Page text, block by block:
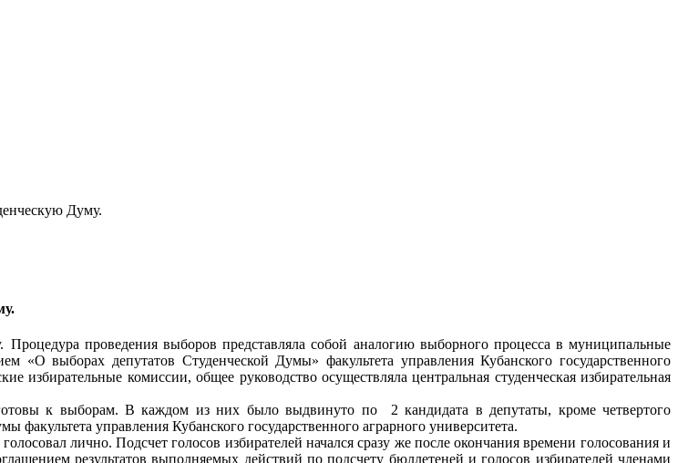
Думу.
Процедура проведения выборов представляла собой аналогию выборного процесса в муниципальные
выборах депутатов Студенческой Думы» факультета управления Кубанского государственного
комиссии, общее руководство осуществляла центральная студенческая избирательная
к выборам. В каждом из них было выдвинуто по 2 кандидата в депутаты, кроме четвертого
факультета управления Кубанского государственного аграрного университета.
лично. Подсчет голосов избирателей начался сразу же после окончания времени голосования и
результатов выполняемых действий по подсчету бюллетеней и голосов избирателей членами